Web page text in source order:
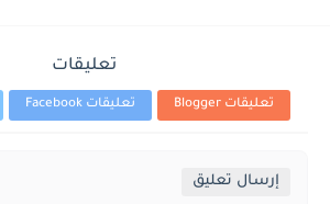
تعليقات
تعليقات Blogger تعليقات Facebook
إرسال تعليق